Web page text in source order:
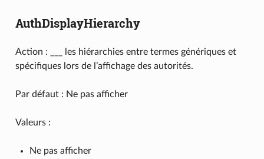
AuthDisplayHierarchy
Action : ___ les hiérarchies entre termes génériques et
spécifiques lors de l’affichage des autorités.
Par défaut : Ne pas afficher
Valeurs :
Ne pas afficher